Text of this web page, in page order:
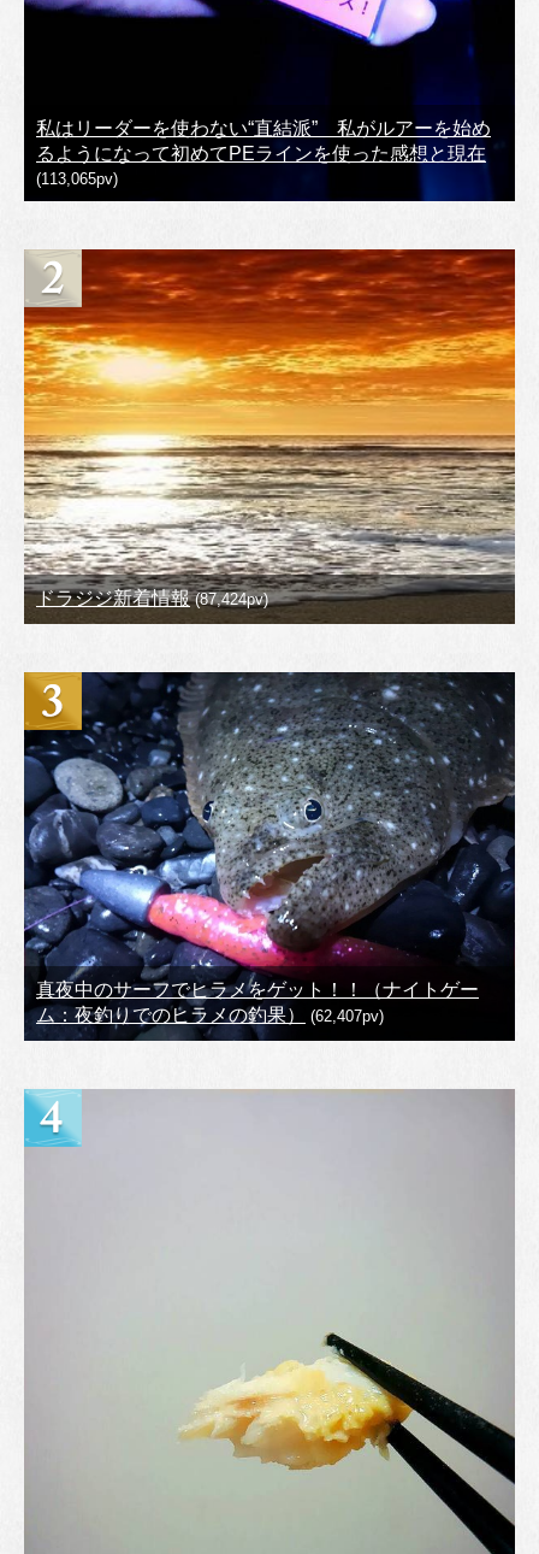
私はリーダーを使わない“直結派” 私がルアーを始め
るようになって初めてPEラインを使った感想と現在
(113,065pv)
ドラジジ新着情報(87,424pv)
真夜中のサーフでヒラメをゲット！！（ナイトゲー
ム：夜釣りでのヒラメの釣果）
(62,407pv)